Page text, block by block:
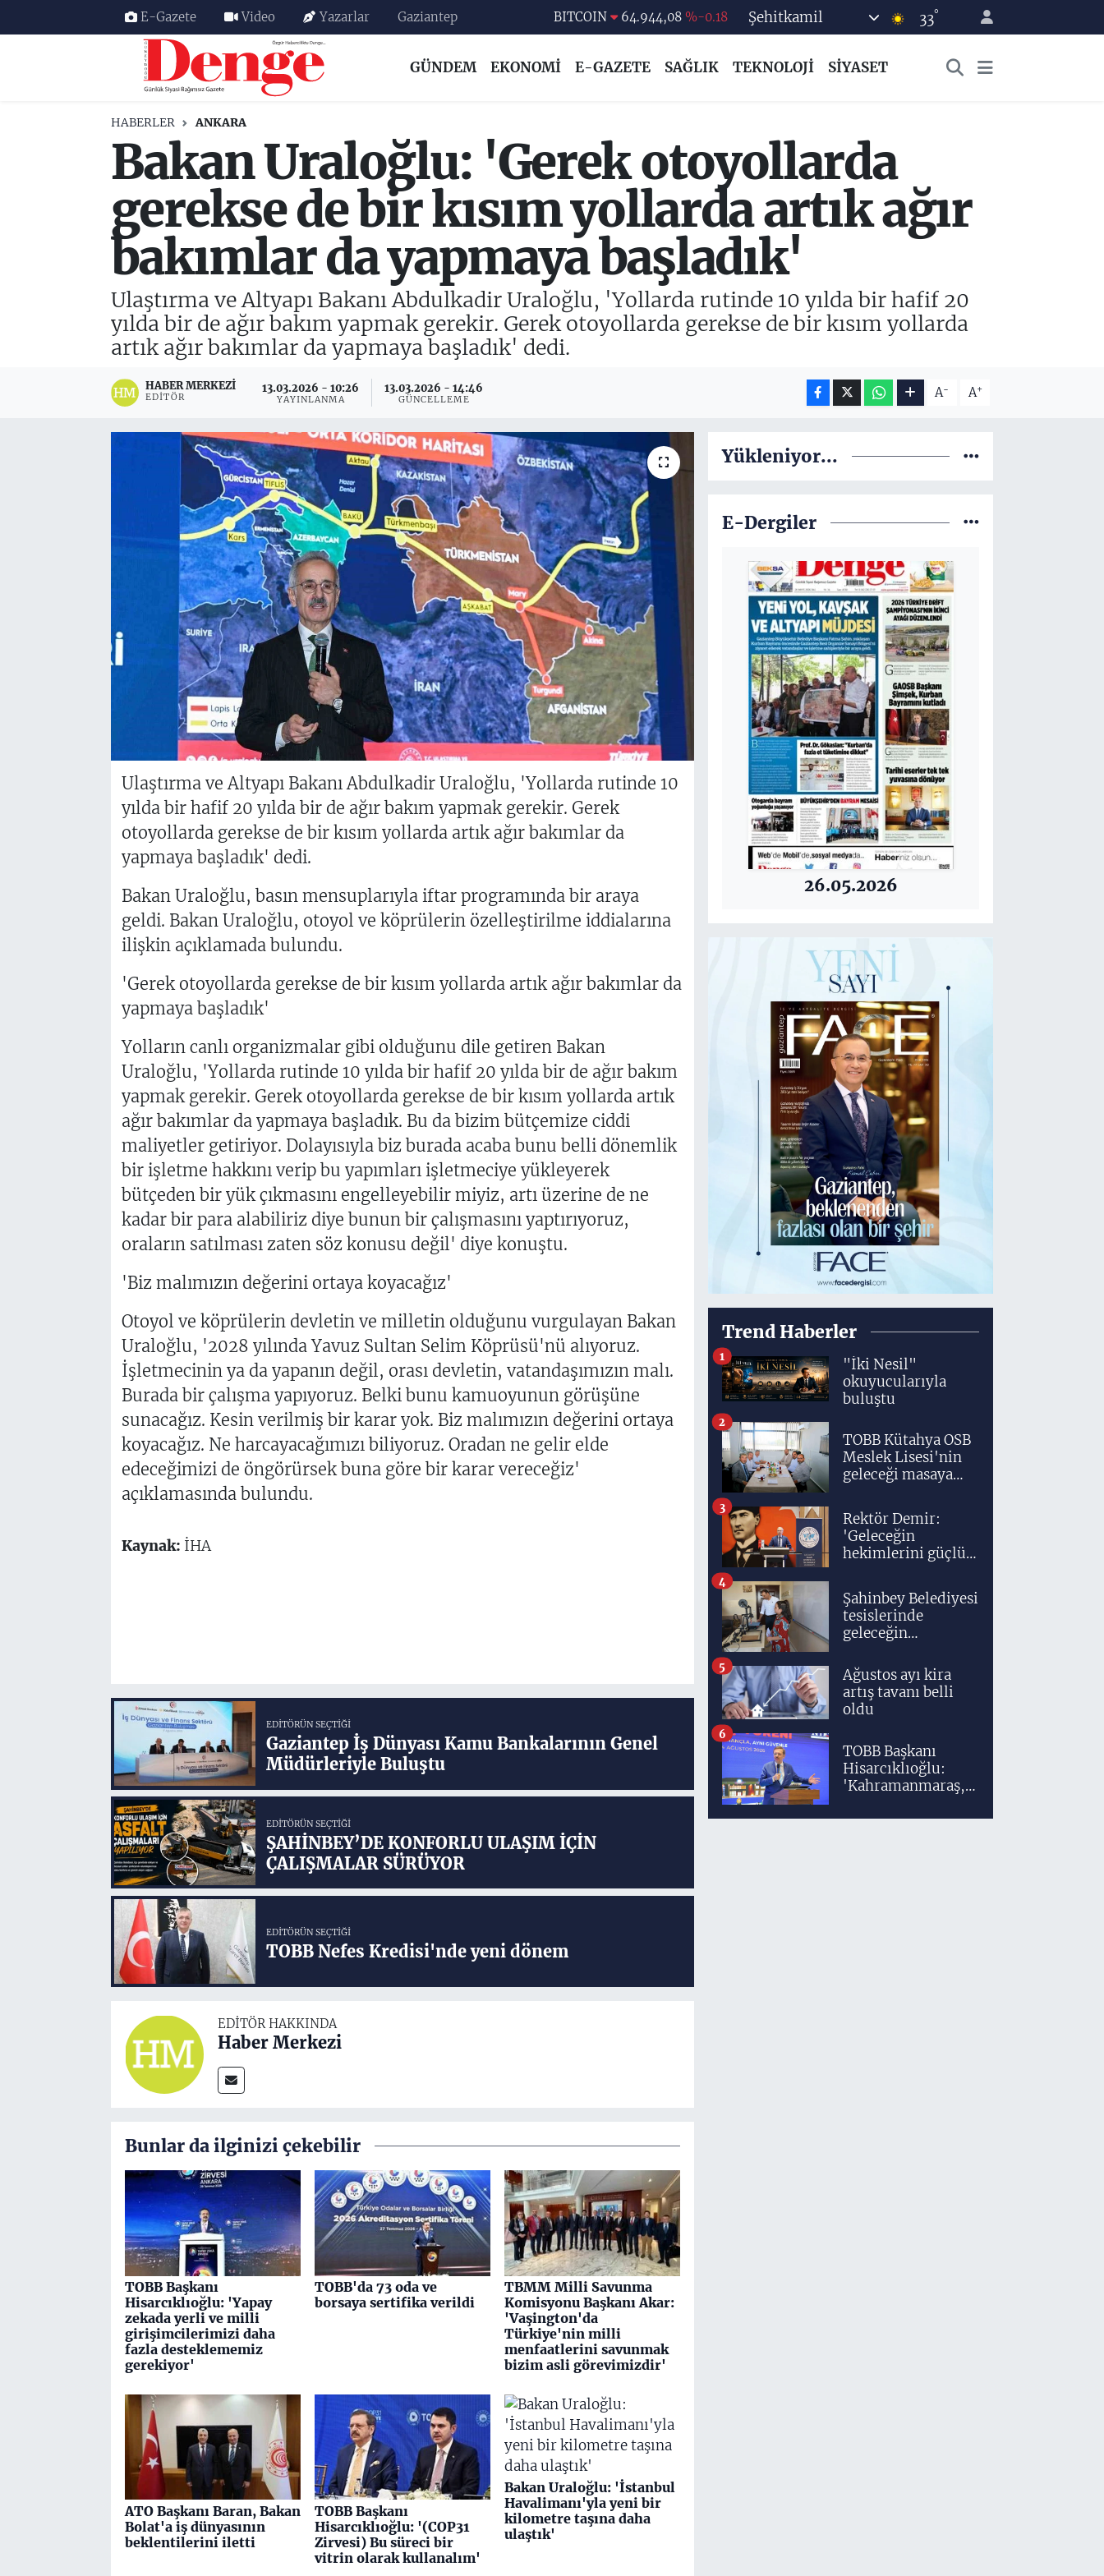
E-Gazete Video Yazarlar Gaziantep DOLAR 47,7436 %0.18
STERLİN
64,4811 %0.38
BITCOIN
64.944,08 %-0.18
Şehitkamil 33°
GÜNDEM EKONOMİ E-GAZETE SAĞLIK TEKNOLOJİ SİYASET
HABERLER ANKARA
Bakan Uraloğlu: 'Gerek otoyollarda
gerekse de bir kısım yollarda artık ağır
bakımlar da yapmaya başladık'
Ulaştırma ve Altyapı Bakanı Abdulkadir Uraloğlu, 'Yollarda rutinde 10 yılda bir hafif 20
yılda bir de ağır bakım yapmak gerekir. Gerek otoyollarda gerekse de bir kısım yollarda
artık ağır bakımlar da yapmaya başladık' dedi.
HABER MERKEZI
EDITÖR
13.03.2026 - 10:26
YAYINLANMA
13.03.2026 - 14:46
GÜNCELLEME A- A+
Ulaştırma ve Altyapı Bakanı Abdulkadir Uraloğlu, 'Yollarda rutinde 10
yılda bir hafif 20 yılda bir de ağır bakım yapmak gerekir. Gerek
otoyollarda gerekse de bir kısım yollarda artık ağır bakımlar da
yapmaya başladık' dedi.
Bakan Uraloğlu, basın mensuplarıyla iftar programında bir araya
geldi. Bakan Uraloğlu, otoyol ve köprülerin özelleştirilme iddialarına
ilişkin açıklamada bulundu.
'Gerek otoyollarda gerekse de bir kısım yollarda artık ağır bakımlar da
yapmaya başladık'
Yolların canlı organizmalar gibi olduğunu dile getiren Bakan
Uraloğlu, 'Yollarda rutinde 10 yılda bir hafif 20 yılda bir de ağır bakım
yapmak gerekir. Gerek otoyollarda gerekse de bir kısım yollarda artık
ağır bakımlar da yapmaya başladık. Bu da bizim bütçemize ciddi
maliyetler getiriyor. Dolayısıyla biz burada acaba bunu belli dönemlik
bir işletme hakkını verip bu yapımları işletmeciye yükleyerek
bütçeden bir yük çıkmasını engelleyebilir miyiz, artı üzerine de ne
kadar bir para alabiliriz diye bunun bir çalışmasını yaptırıyoruz,
oraların satılması zaten söz konusu değil' diye konuştu.
'Biz malımızın değerini ortaya koyacağız'
Otoyol ve köprülerin devletin ve milletin olduğunu vurgulayan Bakan
Uraloğlu, '2028 yılında Yavuz Sultan Selim Köprüsü'nü alıyoruz.
İşletmecinin ya da yapanın değil, orası devletin, vatandaşımızın malı.
Burada bir çalışma yapıyoruz. Belki bunu kamuoyunun görüşüne
sunacağız. Kesin verilmiş bir karar yok. Biz malımızın değerini ortaya
koyacağız. Ne harcayacağımızı biliyoruz. Oradan ne gelir elde
edeceğimizi de öngörürsek buna göre bir karar vereceğiz'
açıklamasında bulundu.
Kaynak: İHA
EDITÖRÜN SEÇTIĞI
Gaziantep İş Dünyası Kamu Bankalarının Genel
Müdürleriyle Buluştu
EDITÖRÜN SEÇTIĞI
ŞAHİNBEY’DE KONFORLU ULAŞIM İÇİN
ÇALIŞMALAR SÜRÜYOR
EDITÖRÜN SEÇTIĞI
TOBB Nefes Kredisi'nde yeni dönem
EDITÖR HAKKINDA
Haber Merkezi
Bunlar da ilginizi çekebilir
TOBB Başkanı
Hisarcıklıoğlu: 'Yapay
zekada yerli ve milli
girişimcilerimizi daha
fazla desteklememiz
gerekiyor'
TOBB'da 73 oda ve
borsaya sertifika verildi
TBMM Milli Savunma
Komisyonu Başkanı Akar:
'Vaşington'da
Türkiye'nin milli
menfaatlerini savunmak
bizim asli görevimizdir'
ATO Başkanı Baran, Bakan
Bolat'a iş dünyasının
beklentilerini iletti
TOBB Başkanı
Hisarcıklıoğlu: '(COP31
Zirvesi) Bu süreci bir
vitrin olarak kullanalım'
Bakan Uraloğlu: 'İstanbul
Havalimanı'yla yeni bir
kilometre taşına daha
ulaştık'
Yükleniyor...
E-Dergiler
26.05.2026
Trend Haberler
"İki Nesil"
okuyucularıyla
buluştu
1
TOBB Kütahya OSB
Meslek Lisesi'nin
geleceği masaya
2
Rektör Demir:
'Geleceğin
hekimlerini güçlü
klinik altyapıyla
yetiştiriyoruz'
3
Şahinbey Belediyesi
tesislerinde
geleceğin
teknolojiyle
yetişiyor
4
Ağustos ayı kira
artış tavanı belli
oldu
5
TOBB Başkanı
Hisarcıklıoğlu:
'Kahramanmaraş,
Türkiye
6
Nöbetçi Eczaneler
Trafik Durumu
Süper Lig Puan Durumu ve Fikstür
Tüm Manşetler
Son Dakika Haberleri
Haber Arşivi